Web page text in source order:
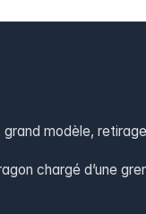
grand modèle,
chargé d’une